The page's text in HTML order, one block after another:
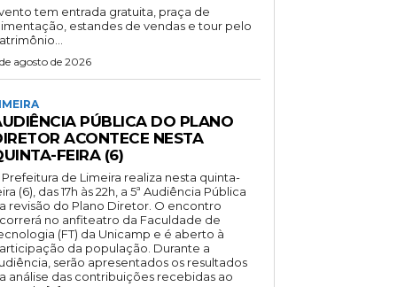
tem entrada gratuita, praça de
estandes de vendas e tour pelo
agosto de 2026
PÚBLICA DO PLANO
ACONTECE NESTA
FEIRA (6)
Prefeitura de Limeira realiza nesta quinta-
(6), das 17h às 22h, a 5ª Audiência Pública
revisão do Plano Diretor. O encontro
no anfiteatro da Faculdade de
(FT) da Unicamp e é aberto à
da população. Durante a
serão apresentados os resultados
análise das contribuições recebidas ao